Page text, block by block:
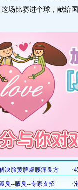
场比赛进个球，献给